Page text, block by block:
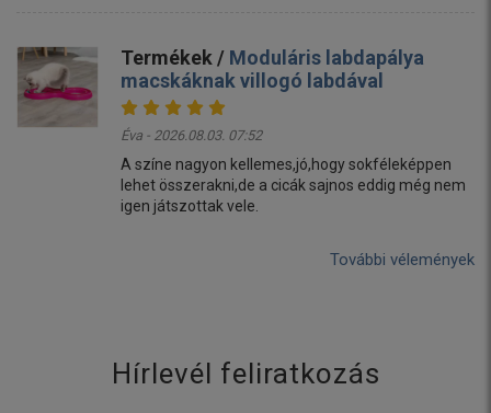
Termékek / Moduláris labdapálya
macskáknak villogó labdával
Éva - 2026.08.03. 07:52
A színe nagyon kellemes,jó,hogy sokféleképpen
lehet összerakni,de a cicák sajnos eddig még nem
igen játszottak vele.
További vélemények
Hírlevél feliratkozás